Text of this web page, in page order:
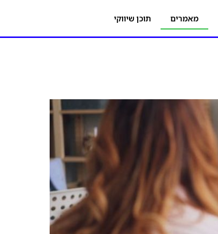
מאמרים תוכן שיווקי